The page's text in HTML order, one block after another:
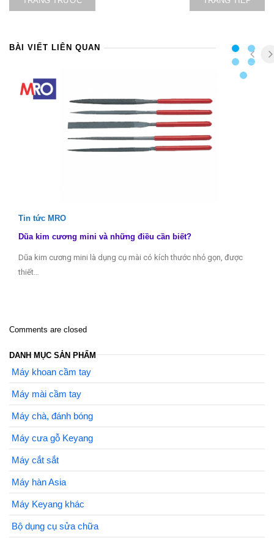
BÀI VIẾT LIÊN QUAN
Tin tức MRO
Dũa kim cương mini và những điều cần biết?
Dũa kim cương mini là dụng cụ mài có kích thước nhỏ gọn, được
thiết…
Comments are closed
DANH MỤC SẢN PHẨM
Máy khoan cầm tay
Máy mài cầm tay
Máy chà, đánh bóng
Máy cưa gỗ Keyang
Máy cắt sắt
Máy hàn Asia
Máy Keyang khác
Bộ dụng cụ sửa chữa